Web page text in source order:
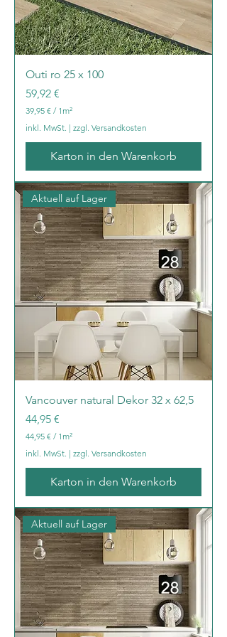
e
t
e
r
Outi ro 25 x 100
Preis
59,92 €
39,95 € / 1m²
9
,
€
r
o
1
Q
u
a
d
r
a
e
inkl. MwSt. | zzgl. Versandkosten
Karton in den Warenkorb
Aktuell auf Lager
Vancouver natural Dekor 32 x 62,5
Preis
44,95 €
44,95 € / 1m²
4
,
€
r
o
1
Q
u
a
d
r
a
inkl. MwSt. | zzgl. Versandkosten
Karton in den Warenkorb
Aktuell auf Lager